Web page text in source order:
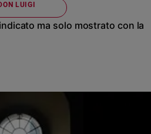
LUIGI
ma solo mostrato con la